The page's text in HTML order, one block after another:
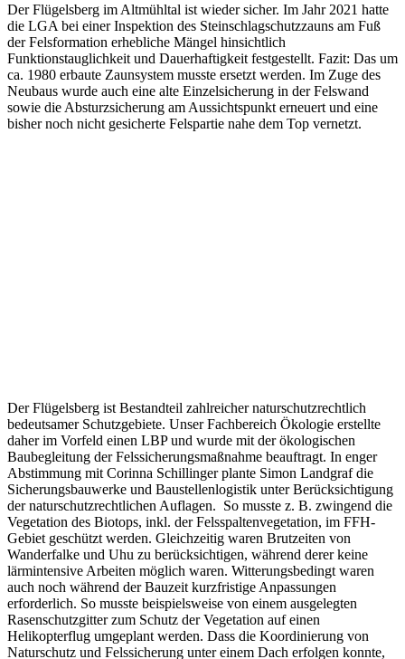
Der Flügelsberg im Altmühltal ist wieder sicher. Im Jahr 2021 hatte
die LGA bei einer Inspektion des Steinschlagschutzzauns am Fuß
der Felsformation erhebliche Mängel hinsichtlich
Funktionstauglichkeit und Dauerhaftigkeit festgestellt. Fazit: Das um
ca. 1980 erbaute Zaunsystem musste ersetzt werden. Im Zuge des
Neubaus wurde auch eine alte Einzelsicherung in der Felswand
sowie die Absturzsicherung am Aussichtspunkt erneuert und eine
bisher noch nicht gesicherte Felspartie nahe dem Top vernetzt.
Der Flügelsberg ist Bestandteil zahlreicher naturschutzrechtlich
bedeutsamer Schutzgebiete. Unser Fachbereich Ökologie erstellte
daher im Vorfeld einen LBP und wurde mit der ökologischen
Baubegleitung der Felssicherungsmaßnahme beauftragt. In enger
Abstimmung mit Corinna Schillinger plante Simon Landgraf die
Sicherungsbauwerke und Baustellenlogistik unter Berücksichtigung
der naturschutzrechtlichen Auflagen. So musste z. B. zwingend die
Vegetation des Biotops, inkl. der Felsspaltenvegetation, im FFH-
Gebiet geschützt werden. Gleichzeitig waren Brutzeiten von
Wanderfalke und Uhu zu berücksichtigen, während derer keine
lärmintensive Arbeiten möglich waren. Witterungsbedingt waren
auch noch während der Bauzeit kurzfristige Anpassungen
erforderlich. So musste beispielsweise von einem ausgelegten
Rasenschutzgitter zum Schutz der Vegetation auf einen
Helikopterflug umgeplant werden. Dass die Koordinierung von
Naturschutz und Felssicherung unter einem Dach erfolgen konnte,